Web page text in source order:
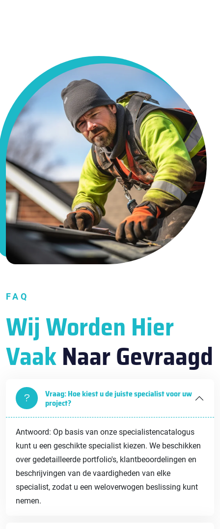
FAQ
Wij Worden Hier
VaakNaar Gevraagd
Vraag: Hoe kiest u de juiste specialist voor uw
project?
Antwoord: Op basis van onze specialistencatalogus
kunt u een geschikte specialist kiezen. We beschikken
over gedetailleerde portfolio's, klantbeoordelingen en
beschrijvingen van de vaardigheden van elke
specialist, zodat u een weloverwogen beslissing kunt
nemen.